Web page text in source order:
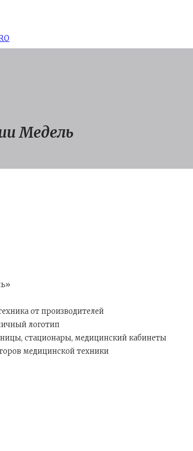
Медель
от производителей
логотип
стационары, медицинский кабинеты
медицинской техники